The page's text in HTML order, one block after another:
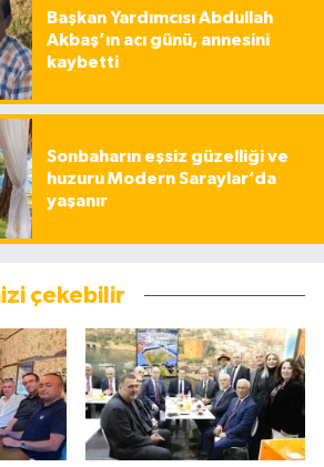
Başkan Yardımcısı Abdullah
Akbaş’ın acı günü, annesini
kaybetti
Sonbaharın eşsiz güzelliği ve
huzuru Modern Saraylar’da
yaşanır
çekebilir